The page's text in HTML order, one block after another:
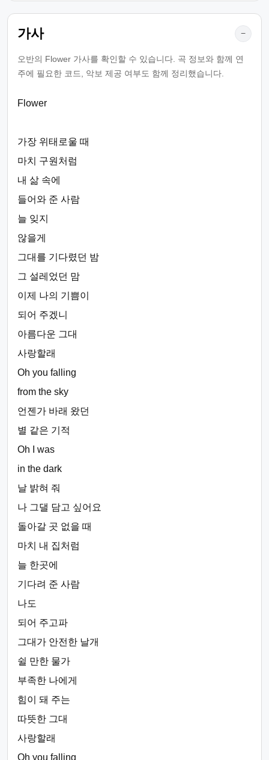
가사 −
오반의 Flower 가사를 확인할 수 있습니다. 곡 정보와 함께 연
주에 필요한 코드, 악보 제공 여부도 함께 정리했습니다.
Flower
가장 위태로울 때
마치 구원처럼
내 삶 속에
들어와 준 사람
늘 잊지
않을게
그대를 기다렸던 밤
그 설레었던 맘
이제 나의 기쁨이
되어 주겠니
아름다운 그대
사랑할래
Oh you falling
from the sky
언젠가 바래 왔던
별 같은 기적
Oh I was
in the dark
날 밝혀 줘
나 그댈 담고 싶어요
돌아갈 곳 없을 때
마치 내 집처럼
늘 한곳에
기다려 준 사람
나도
되어 주고파
그대가 안전한 날개
쉴 만한 물가
부족한 나에게
힘이 돼 주는
따뜻한 그대
사랑할래
Oh you falling